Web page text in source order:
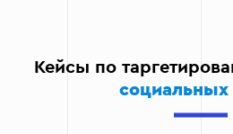
бюджета, что позволит
Профессиональная
Кейсы по
социальных